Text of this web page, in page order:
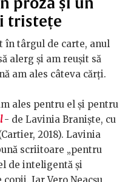
tristețe
în târgul de carte, anul
alerg şi am reuşit să
am ales câteva cărţi.
ales pentru el şi pentru
- de Lavinia Branişte, cu
2018). Lavinia
scriitoare „pentru
de inteligentă şi